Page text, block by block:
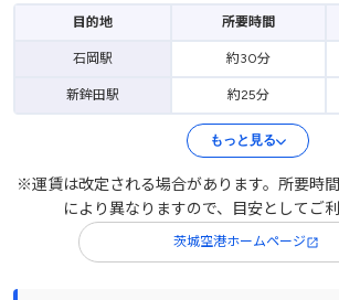
目的地 所要時間
石岡駅 約30分
新鉾田駅 約25分
もっと見る
※運賃は改定される場合があります。所要時
により異なりますので、目安としてご利
茨城空港ホームページ